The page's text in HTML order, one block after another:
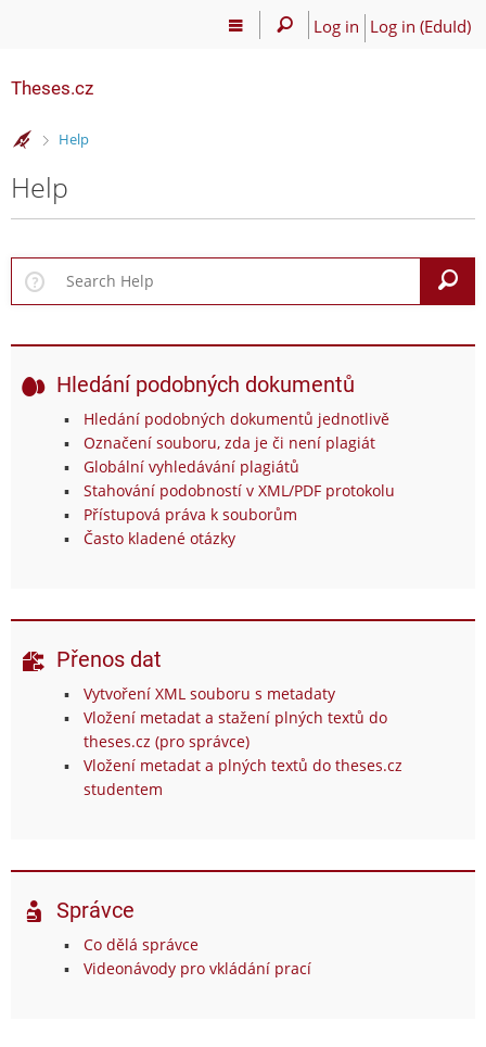
Log in Log in (EduId)
Theses.cz
>Help
Help
Hledání podobných dokumentů
Hledání podobných dokumentů jednotlivě
Označení souboru, zda je či není plagiát
Globální vyhledávání plagiátů
Stahování podobností v XML/PDF protokolu
Přístupová práva k souborům
Často kladené otázky
Přenos dat
Vytvoření XML souboru s metadaty
Vložení metadat a stažení plných textů do
theses.cz (pro správce)
Vložení metadat a plných textů do theses.cz
studentem
Správce
Co dělá správce
Videonávody pro vkládání prací